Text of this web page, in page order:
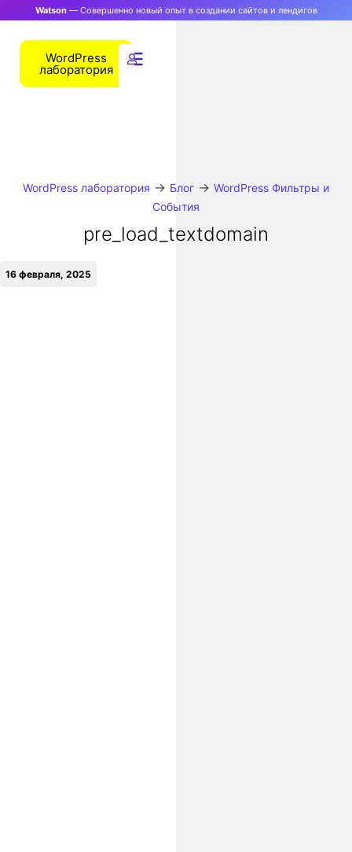
Watson— Совершенно новый опыт в создании сайтов и лендигов
WordPress
лаборатория
WordPress лаборатория → Блог → WordPress Фильтры и
События
pre_load_textdomain
16 февраля, 2025